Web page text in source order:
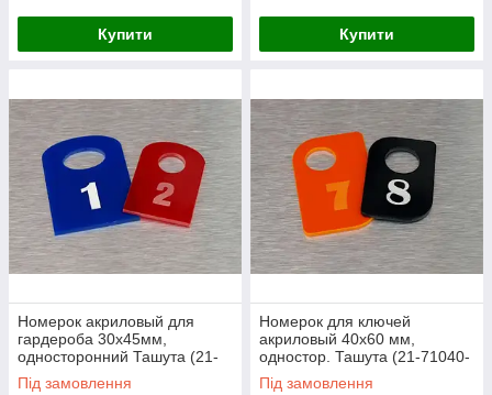
Купити Купити
Номерок акриловый для
гардероба 30х45мм,
односторонний Ташута (21-
71010-04)
Під замовлення
Номерок для ключей
акриловый 40х60 мм,
одностор. Ташута (21-71040-
04)
Під замовлення